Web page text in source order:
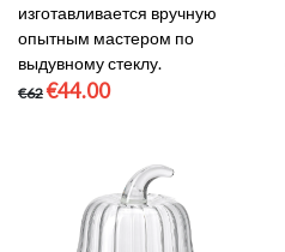
изготавливается вручную
опытным мастером по
выдувному стеклу.
€62 €44.00